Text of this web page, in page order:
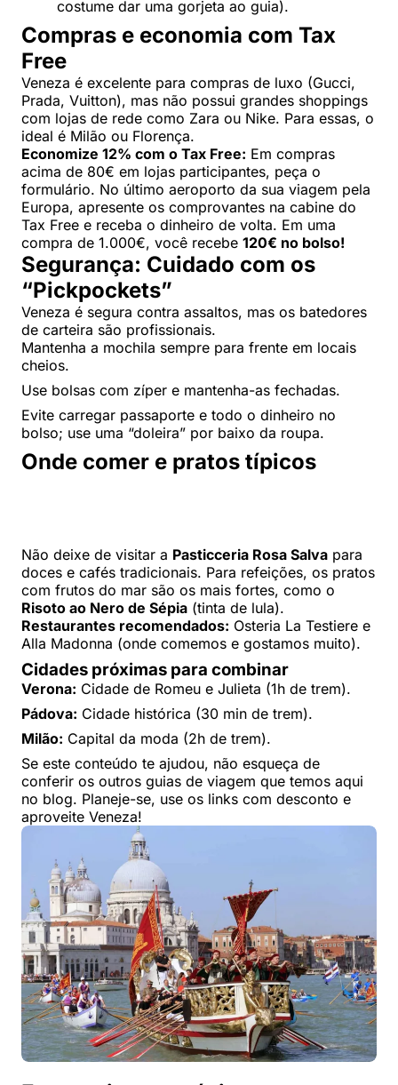
costume dar uma gorjeta ao guia).
Compras e economia com Tax
Free
Veneza é excelente para compras de luxo (Gucci,
Prada, Vuitton), mas não possui grandes shoppings
com lojas de rede como Zara ou Nike. Para essas, o
ideal é Milão ou Florença.
Economize 12% com o Tax Free: Em compras
acima de 80€ em lojas participantes, peça o
formulário. No último aeroporto da sua viagem pela
Europa, apresente os comprovantes na cabine do
Tax Free e receba o dinheiro de volta. Em uma
compra de 1.000€, você recebe 120€ no bolso!
Segurança: Cuidado com os
“Pickpockets”
Veneza é segura contra assaltos, mas os batedores
de carteira são profissionais.
Mantenha a mochila sempre para frente em locais
cheios.
Use bolsas com zíper e mantenha-as fechadas.
Evite carregar passaporte e todo o dinheiro no
bolso; use uma “doleira” por baixo da roupa.
Onde comer e pratos típicos
Não deixe de visitar a Pasticceria Rosa Salva para
doces e cafés tradicionais. Para refeições, os pratos
com frutos do mar são os mais fortes, como o
Risoto ao Nero de Sépia (tinta de lula).
Restaurantes recomendados: Osteria La Testiere e
Alla Madonna (onde comemos e gostamos muito).
Cidades próximas para combinar
Verona: Cidade de Romeu e Julieta (1h de trem).
Pádova: Cidade histórica (30 min de trem).
Milão: Capital da moda (2h de trem).
Se este conteúdo te ajudou, não esqueça de
conferir os outros guias de viagem que temos aqui
no blog. Planeje-se, use os links com desconto e
aproveite Veneza!